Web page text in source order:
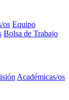
os Equipo
Bolsa de Trabajo
Académicas/os